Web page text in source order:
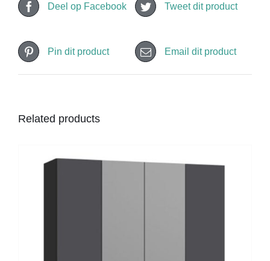
Deel op Facebook Tweet dit product
Pin dit product Email dit product
Related products